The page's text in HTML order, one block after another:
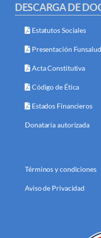
DESCARGA DE
Estatutos Sociales
Presentación Funsalud
Acta Constitutiva
Código de Ética
Estados Financieros
Donataria autorizada
Términos y condiciones
Aviso de Privacidad